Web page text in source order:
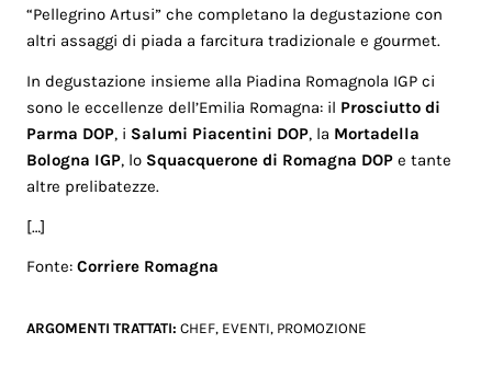
“Pellegrino Artusi” che completano la degustazione con
altri assaggi di piada a farcitura tradizionale e gourmet.
In degustazione insieme alla Piadina Romagnola IGP ci
sono le eccellenze dell’Emilia Romagna: il Prosciutto di
Parma DOP, i Salumi Piacentini DOP, la Mortadella
Bologna IGP, lo Squacquerone di Romagna DOP e tante
altre prelibatezze.
[…]
Fonte:Corriere Romagna
ARGOMENTI TRATTATI:CHEF, EVENTI, PROMOZIONE